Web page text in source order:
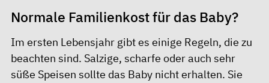
Normale Familienkost für das Baby?
Im ersten Lebensjahr gibt es einige Regeln, die zu
beachten sind. Salzige, scharfe oder auch sehr
süße Speisen sollte das Baby nicht erhalten. Sie